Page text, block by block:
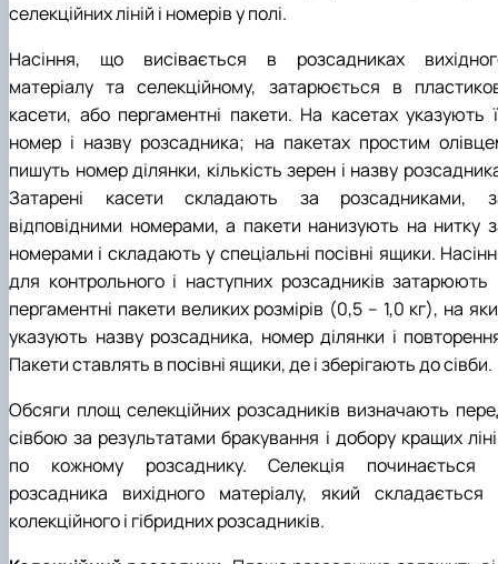
селекційних ліній і номерів у полі.
Насіння, що висівається в розсадниках
матеріалу та селекційному, затарюється в
касети, або пергаментні пакети. На касетах указують
номер і назву розсадника; на пакетах простим
пишуть номер ділянки, кількість зерен і назву
Затарені касети складають за розсадниками,
відповідними номерами, а пакети нанизують на нитку
номерами і складають у спеціальні посівні ящики.
для контрольного і наступних розсадників затарюють
пергаментні пакети великих розмірів (0,5 – 1,0 кг), на
указують назву розсадника, номер ділянки і
Пакети ставлять в посівні ящики, де і зберігають до сівби.
Обсяги площ селекційних розсадників визначають
сівбою за результатами бракування і добору кращих
по кожному розсаднику. Селекція починається
розсадника вихідного матеріалу, який складається
колекційного і гібридних розсадників.